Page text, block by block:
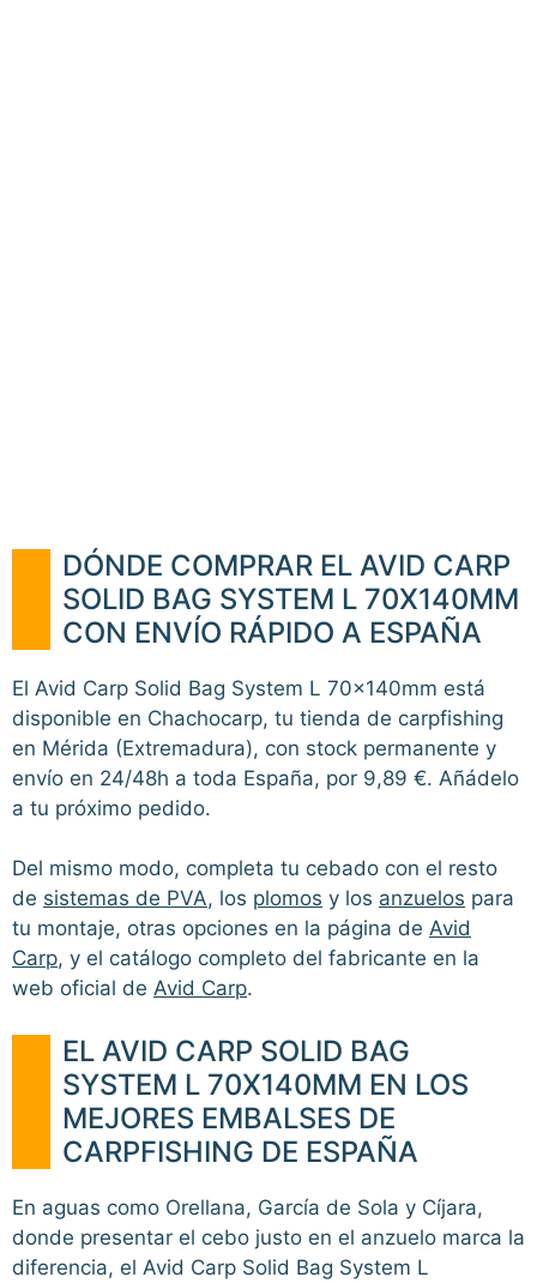
DÓNDE COMPRAR EL AVID CARP
SOLID BAG SYSTEM L 70X140MM
CON ENVÍO RÁPIDO A ESPAÑA
El Avid Carp Solid Bag System L 70x140mm está
disponible en Chachocarp, tu tienda de carpfishing
en Mérida (Extremadura), con stock permanente y
envío en 24/48h a toda España, por 9,89 €. Añádelo
a tu próximo pedido.
Del mismo modo, completa tu cebado con el resto
de sistemas de PVA, los plomos y los anzuelos para
tu montaje, otras opciones en la página de Avid
Carp, y el catálogo completo del fabricante en la
web oficial de Avid Carp.
EL AVID CARP SOLID BAG
SYSTEM L 70X140MM EN LOS
MEJORES EMBALSES DE
CARPFISHING DE ESPAÑA
En aguas como Orellana, García de Sola y Cíjara,
donde presentar el cebo justo en el anzuelo marca la
diferencia, el Avid Carp Solid Bag System L